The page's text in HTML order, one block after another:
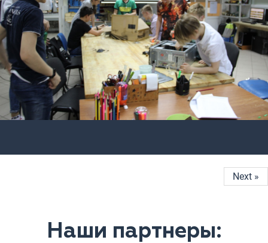
Next »
Наши партнеры: